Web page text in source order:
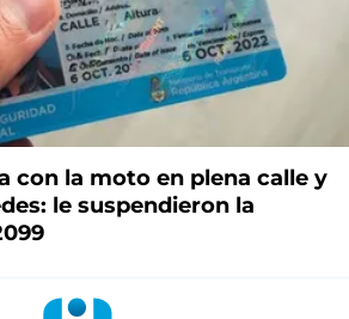
con la moto en plena calle y
le suspendieron la